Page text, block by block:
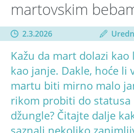
martovskim
2.3.2026
Kažu da mart dolazi kao
kao janje. Dakle, hoće li
martu biti mirno malo
rikom probiti do statusa
džungle? Čitajte dalje